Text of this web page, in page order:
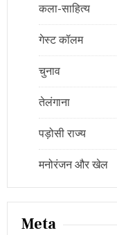
कला-साहित्य
गेस्ट कॉलम
चुनाव
तेलंगाना
पड़ोसी राज्य
मनोरंजन और खेल
Meta